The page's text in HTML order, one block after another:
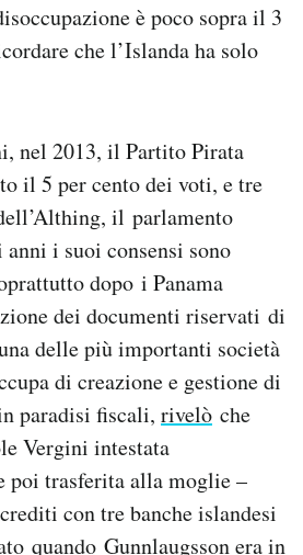
è poco sopra il 3
che l’Islanda ha solo
nel 2013, il Partito Pirata
il 5 per cento dei voti, e tre
il parlamento
i suoi consensi sono
dopo i Panama
dei documenti riservati di
delle più importanti società
di creazione e gestione di
paradisi fiscali, rivelò che
Vergini intestata
poi trasferita alla moglie –
con tre banche islandesi
quando Gunnlaugsson era in